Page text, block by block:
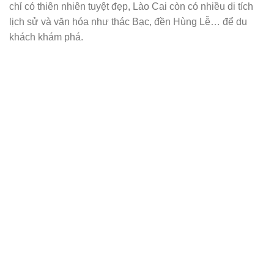
chỉ có thiên nhiên tuyệt đẹp, Lào Cai còn có nhiều di tích
lịch sử và văn hóa như thác Bạc, đền Hùng Lễ… để du
khách khám phá.